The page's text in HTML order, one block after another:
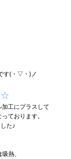
す(・▽・)ノ
☆
工にプラスして
ております。
た♪
熱、